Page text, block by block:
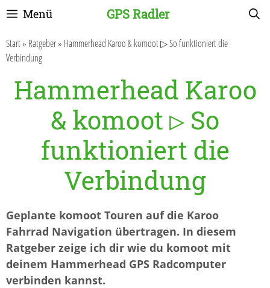
Zum
springen
GPS Radler
Menü
Start» Ratgeber» Hammerhead Karoo & komoot ▷ So funktioniert die
Verbindung
Hammerhead Karoo
& komoot ▷ So
funktioniert die
Verbindung
Geplante komoot Touren auf die Karoo
Fahrrad Navigation übertragen. In diesem
Ratgeber zeige ich dir wie du komoot mit
deinem Hammerhead GPS Radcomputer
verbinden kannst.